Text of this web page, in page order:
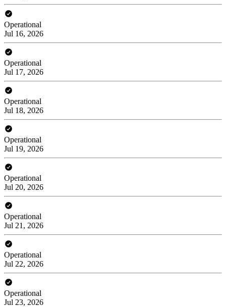
Operational
Jul 16, 2026
Operational
Jul 17, 2026
Operational
Jul 18, 2026
Operational
Jul 19, 2026
Operational
Jul 20, 2026
Operational
Jul 21, 2026
Operational
Jul 22, 2026
Operational
Jul 23, 2026